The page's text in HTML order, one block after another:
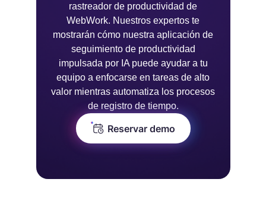
rastreador de productividad de
WebWork. Nuestros expertos te
mostrarán cómo nuestra aplicación de
seguimiento de productividad
impulsada por IA puede ayudar a tu
equipo a enfocarse en tareas de alto
valor mientras automatiza los procesos
de registro de tiempo.
Reservar demo